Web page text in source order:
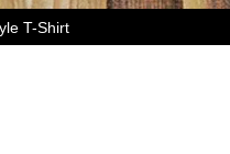
T-Shirt